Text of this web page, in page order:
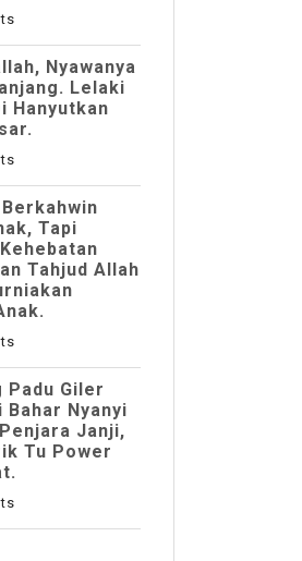
Nyawanya
Lelaki
Hanyutkan
Tapi
Tahjud Allah
Padu Giler
Bahar Nyanyi
Janji,
Tu Power